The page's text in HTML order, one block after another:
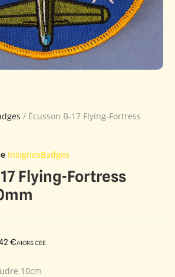
/ Écusson B-17 Flying-Fortress
InsignesBadges
Flying-Fortress
€/HORS CEE
10cm